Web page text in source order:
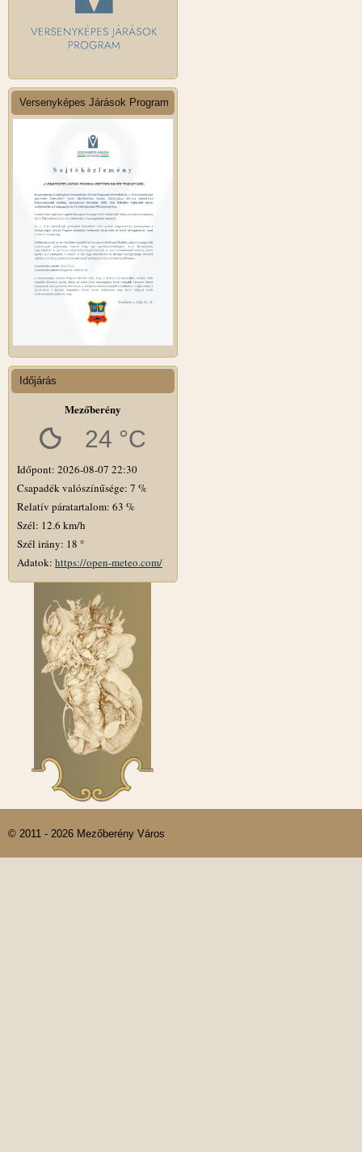
Versenyképes Járások Program
Időjárás
Mezőberény
24 °C
Időpont: 2026-08-07 22:30
Csapadék valószínűsége: 7 %
Relatív páratartalom: 63 %
Szél: 12.6 km/h
Szél irány: 18 °
Adatok: https://open-meteo.com/
© 2011 - 2026 Mezőberény Város